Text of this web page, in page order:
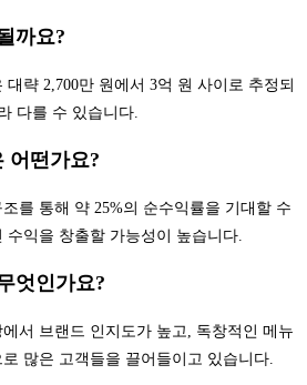
까요?
략 2,700만 원에서 3억 원 사이로 추정되
다를 수 있습니다.
어떤가요?
를 통해 약 25%의 순수익률을 기대할 수
수익을 창출할 가능성이 높습니다.
엇인가요?
서 브랜드 인지도가 높고, 독창적인 메뉴
많은 고객들을 끌어들이고 있습니다.